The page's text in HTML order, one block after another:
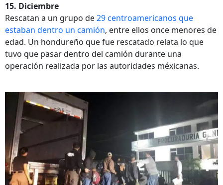
15. Diciembre
Rescatan a un grupo de29 centroamericanos que
estaban dentro un camión, entre ellos once menores de
edad. Un hondureño que fue rescatado relata lo que
tuvo que pasar dentro del camión durante una
operación realizada por las autoridades méxicanas.